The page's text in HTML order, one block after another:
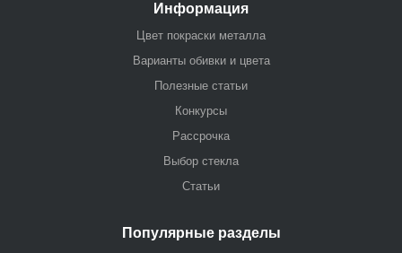
Информация
Цвет покраски металла
Варианты обивки и цвета
Полезные статьи
Конкурсы
Рассрочка
Выбор стекла
Статьи
Популярные разделы